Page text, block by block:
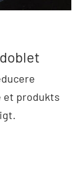
et produkts